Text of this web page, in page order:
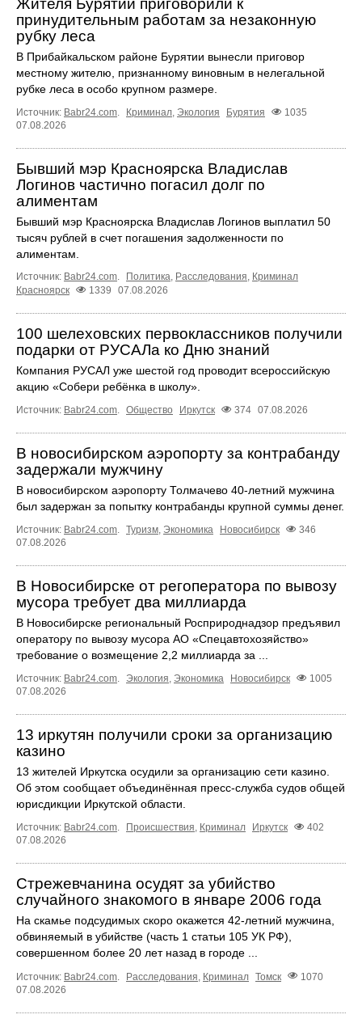
Жителя Бурятии приговорили к
принудительным работам за незаконную
рубку леса
В Прибайкальском районе Бурятии вынесли приговор
местному жителю, признанному виновным в нелегальной
рубке леса в особо крупном размере.
Источник: Babr24.com. Криминал, Экология Бурятия
1035
07.08.2026
Бывший мэр Красноярска Владислав
Логинов частично погасил долг по
алиментам
Бывший мэр Красноярска Владислав Логинов выплатил 50
тысяч рублей в счет погашения задолженности по
алиментам.
Источник: Babr24.com. Политика, Расследования, Криминал
Красноярск
1339 07.08.2026
100 шелеховских первоклассников получили
подарки от РУСАЛа ко Дню знаний
Компания РУСАЛ уже шестой год проводит всероссийскую
акцию «Собери ребёнка в школу».
Источник: Babr24.com. Общество Иркутск 374 07.08.2026
В новосибирском аэропорту за контрабанду
задержали мужчину
В новосибирском аэропорту Толмачево 40-летний мужчина
был задержан за попытку контрабанды крупной суммы денег.
Источник: Babr24.com. Туризм, Экономика Новосибирск
346
07.08.2026
В Новосибирске от регоператора по вывозу
мусора требует два миллиарда
В Новосибирске региональный Росприроднадзор предъявил
оператору по вывозу мусора АО «Спецавтохозяйство»
требование о возмещение 2,2 миллиарда за ...
Источник: Babr24.com. Экология, Экономика Новосибирск
1005
07.08.2026
13 иркутян получили сроки за организацию
казино
13 жителей Иркутска осудили за организацию сети казино.
Об этом сообщает объединённая пресс‑служба судов общей
юрисдикции Иркутской области.
Источник: Babr24.com. Происшествия, Криминал Иркутск
402
07.08.2026
Стрежевчанина осудят за убийство
случайного знакомого в январе 2006 года
На скамье подсудимых скоро окажется 42-летний мужчина,
обвиняемый в убийстве (часть 1 статьи 105 УК РФ),
совершенном более 20 лет назад в городе ...
Источник: Babr24.com Расследования Криминал Томск
1070
07.08.2026